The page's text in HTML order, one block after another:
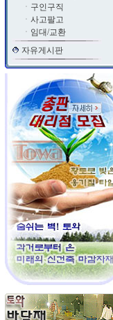
ㆍ 구인구직
ㆍ 사고팔고
ㆍ 임대/교환
자유게시판